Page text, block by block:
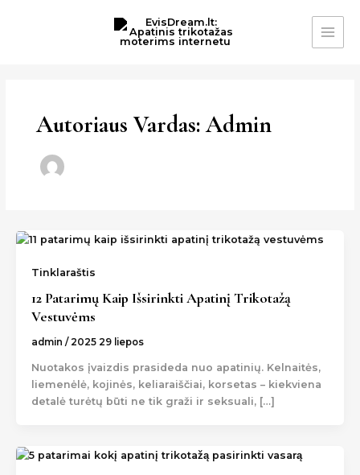
Autoriaus Vardas: Admin
Tinklaraštis
12 Patarimų Kaip Išsirinkti Apatinį Trikotažą
Vestuvėms
admin / 2025 29 liepos
Nuotakos įvaizdis prasideda nuo apatinių. Kelnaitės,
liemenėlė, kojinės, keliaraiščiai, korsetas – kiekviena
detalė turėtų būti ne tik graži ir seksuali, […]